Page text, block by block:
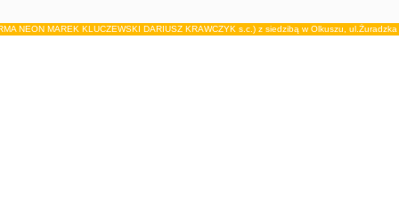
NEON MAREK KLUCZEWSKI DARIUSZ KRAWCZYK s.c.) z siedzibą w Olkuszu,